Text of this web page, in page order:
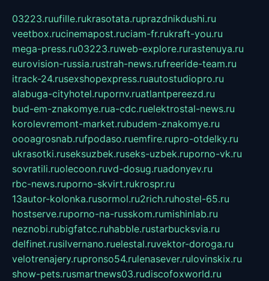
03223.ruufille.rukrasotata.ruprazdnikdushi.ru
veetbox.rucinemapost.ruciam-fr.rukraft-you.ru
mega-press.ru03223.ruweb-explore.rurastenuya.ru
eurovision-russia.rustrah-news.rufreeride-team.ru
itrack-24.rusexshopexpress.ruautostudiopro.ru
alabuga-cityhotel.rupornv.ruatlantpereezd.ru
bud-em-znakomye.rua-cdc.ruelektrostal-news.ru
korolevremont-market.rubudem-znakomye.ru
oooagrosnab.rufpodaso.ruemfire.rupro-otdelky.ru
ukrasotki.ruseksuzbek.ruseks-uzbek.ruporno-vk.ru
sovratili.ruolecoon.ruvd-dosug.ruadonyev.ru
rbc-news.ruporno-skvirt.rukrospr.ru
13autor-kolonka.rusormol.ru2rich.ruhostel-65.ru
hostserve.ruporno-na-russkom.rumishinlab.ru
neznobi.rubigfatcc.ruhabble.rustarbucksvia.ru
delfinet.rusilvernano.ruelestal.ruvektor-doroga.ru
velotrenajery.rupronso54.rulenasever.rulovinskix.ru
show-pets.rusmartnews03.rudiscofoxworld.ru